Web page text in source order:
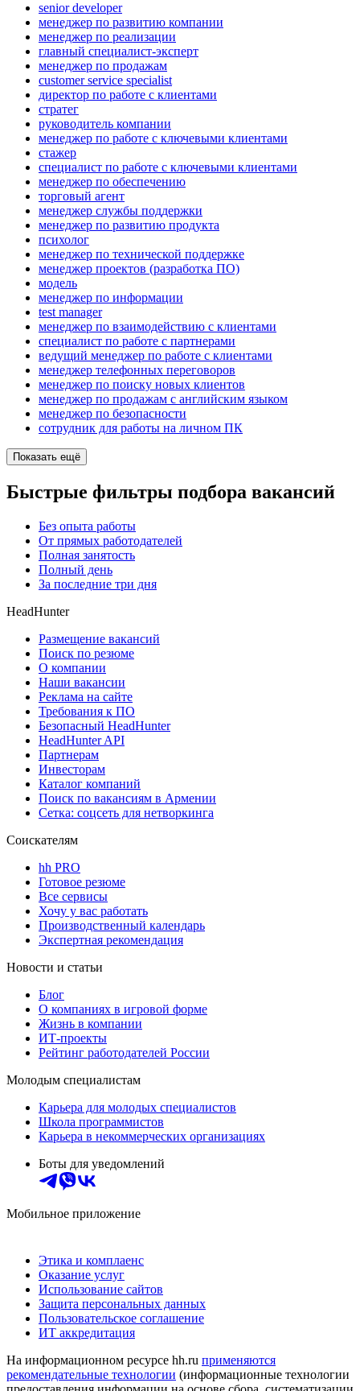
senior developer
менеджер по развитию компании
менеджер по реализации
главный специалист-эксперт
менеджер по продажам
customer service specialist
директор по работе с клиентами
стратег
руководитель компании
менеджер по работе с ключевыми клиентами
стажер
специалист по работе с ключевыми клиентами
менеджер по обеспечению
торговый агент
менеджер службы поддержки
менеджер по развитию продукта
психолог
менеджер по технической поддержке
менеджер проектов (разработка ПО)
модель
менеджер по информации
test manager
менеджер по взаимодействию с клиентами
специалист по работе с партнерами
ведущий менеджер по работе с клиентами
менеджер телефонных переговоров
менеджер по поиску новых клиентов
менеджер по продажам с английским языком
менеджер по безопасности
сотрудник для работы на личном ПК
Показать ещё
Быстрые фильтры подбора вакансий
Без опыта работы
От прямых работодателей
Полная занятость
Полный день
За последние три дня
HeadHunter
Размещение вакансий
Поиск по резюме
О компании
Наши вакансии
Реклама на сайте
Требования к ПО
Безопасный HeadHunter
HeadHunter API
Партнерам
Инвесторам
Каталог компаний
Поиск по вакансиям в Армении
Сетка: соцсеть для нетворкинга
Соискателям
hh PRO
Готовое резюме
Все сервисы
Хочу у вас работать
Производственный календарь
Экспертная рекомендация
Новости и статьи
Блог
О компаниях в игровой форме
Жизнь в компании
ИТ-проекты
Рейтинг работодателей России
Молодым специалистам
Карьера для молодых специалистов
Школа программистов
Карьера в некоммерческих организациях
Боты для уведомлений
Мобильное приложение
Этика и комплаенс
Оказание услуг
Использование сайтов
Защита персональных данных
Пользовательское соглашение
ИТ аккредитация
На информационном ресурсе hh.ru применяются
рекомендательные технологии (информационные технологии